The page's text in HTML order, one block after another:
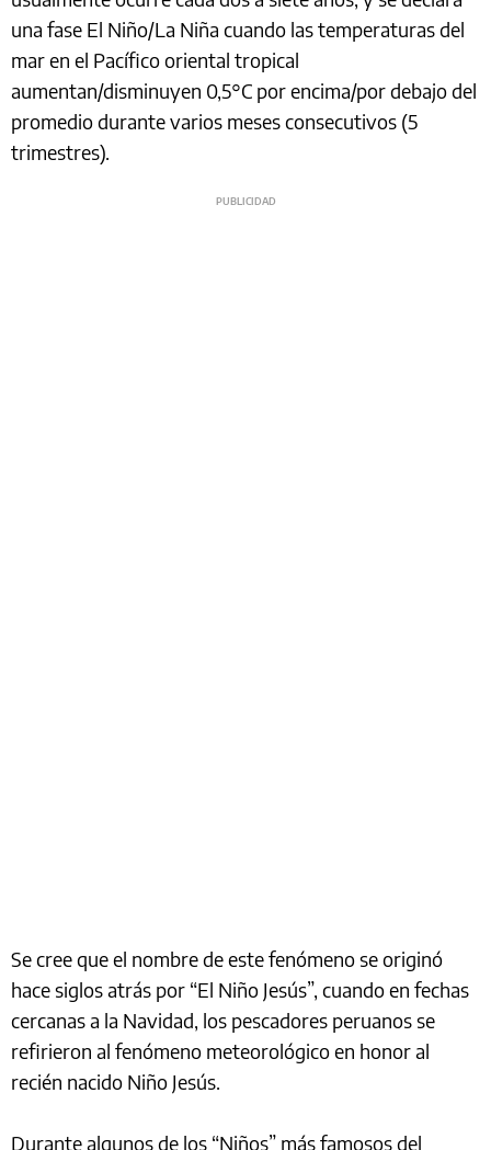
una fase El Niño/La Niña cuando las temperaturas del
mar en el Pacífico oriental tropical
aumentan/disminuyen 0,5°C por encima/por debajo del
promedio durante varios meses consecutivos (5
trimestres).
Se cree que el nombre de este fenómeno se originó
hace siglos atrás por “El Niño Jesús”, cuando en fechas
cercanas a la Navidad, los pescadores peruanos se
refirieron al fenómeno meteorológico en honor al
recién nacido Niño Jesús.
Durante algunos de los “Niños” más famosos del